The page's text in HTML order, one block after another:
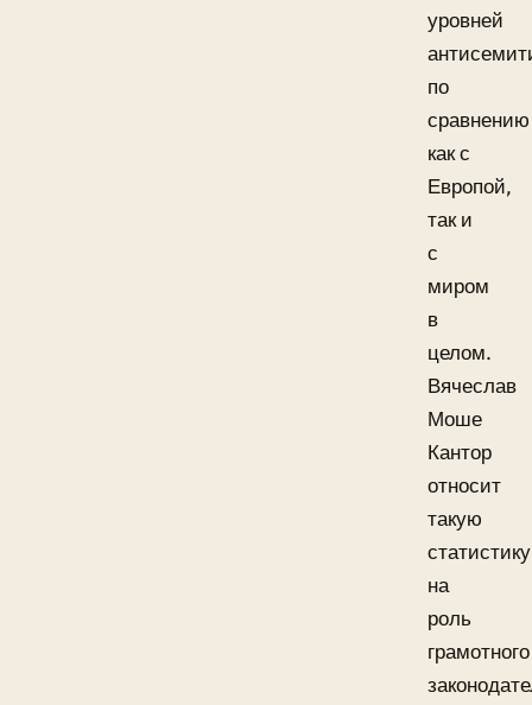
уровней
по
сравнению
как с
Европой,
так и
с
миром
в
целом.
Вячеслав
Моше
Кантор
относит
такую
статистику
на
роль
грамотного